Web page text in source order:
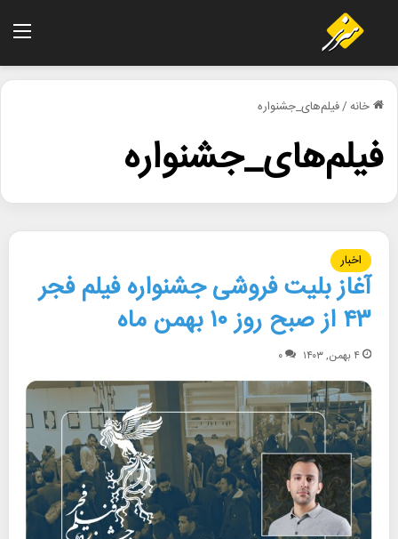
خانه/فیلم‌های_جشنواره
فیلم‌های_جشنواره
اخبار
آغاز بلیت فروشی جشنواره فیلم فجر
۴۳ از صبح روز ۱۰ بهمن ماه
۴ بهمن, ۱۴۰۳ ۰